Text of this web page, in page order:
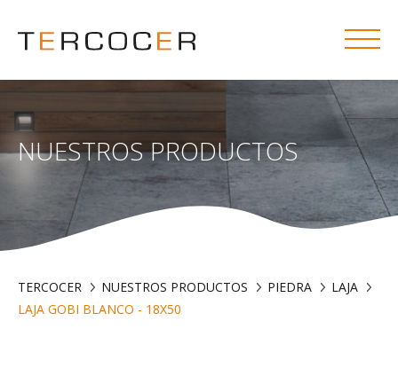
NUESTROS PRODUCTOS
TERCOCER NUESTROS PRODUCTOS PIEDRA
LAJA
LAJA GOBI BLANCO - 18X50